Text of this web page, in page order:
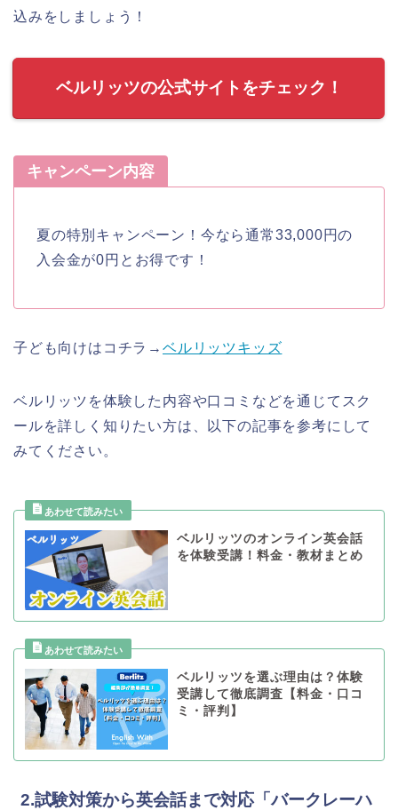
込みをしましょう！
ベルリッツの公式サイトをチェック！
キャンペーン内容
夏の特別キャンペーン！今なら通常33,000円の
入会金が0円とお得です！
子ども向けはコチラ→ ベルリッツキッズ
ベルリッツを体験した内容や口コミなどを通じてスク
ールを詳しく知りたい方は、以下の記事を参考にして
みてください。
ベルリッツのオンライン英会話
を体験受講！料金・教材まとめ
ベルリッツを選ぶ理由は？体験
受講して徹底調査【料金・口コ
ミ・評判】
2.試験対策から英会話まで対応「バークレーハ